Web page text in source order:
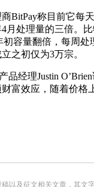
称目前它每天
月处理量的三倍。
初容量翻倍，每周处
之初仅为3万宗。
经理Justin O’Brien
富效应，随着价格
以及征文相关文章，其文